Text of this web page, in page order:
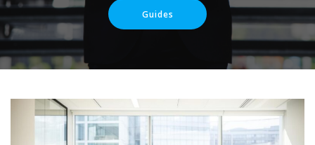
Guides